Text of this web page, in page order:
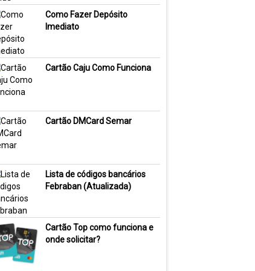
Como Fazer Depósito
Imediato
Cartão Caju Como Funciona
Cartão DMCard Semar
Lista de códigos bancários
Febraban (Atualizada)
Cartão Top como funciona e
onde solicitar?